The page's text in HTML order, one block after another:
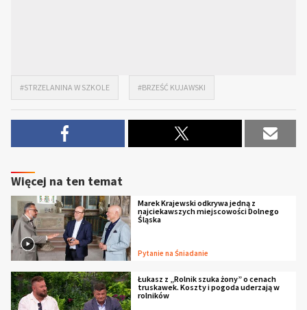
#STRZELANINA W SZKOLE #BRZEŚĆ KUJAWSKI
Więcej na ten temat
Marek Krajewski odkrywa jedną z
najciekawszych miejscowości Dolnego
Śląska
Pytanie na Śniadanie
Łukasz z „Rolnik szuka żony” o cenach
truskawek. Koszty i pogoda uderzają w
rolników